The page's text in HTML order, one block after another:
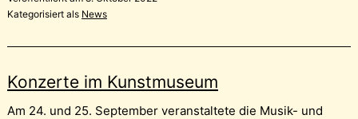
Kategorisiert als News
Konzerte im Kunstmuseum
Am 24. und 25. September veranstaltete die Musik- und